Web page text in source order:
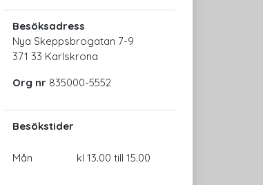
Besöksadress
Nya Skeppsbrogatan 7-9
371 33 Karlskrona
Org nr 835000-5552
Besökstider
Mån kl 13.00 till 15.00